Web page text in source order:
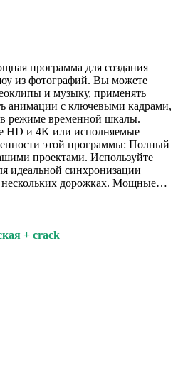
программа для создания
из фотографий. Вы можете
и музыку, применять
анимации с ключевыми кадрами,
режиме временной шкалы.
HD и 4K или исполняемые
этой программы: Полный
проектами. Используйте
идеальной синхронизации
нескольких дорожках. Мощные…
+ crack